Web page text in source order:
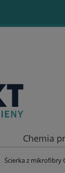
Chemia
Ścierka z mikrofibry